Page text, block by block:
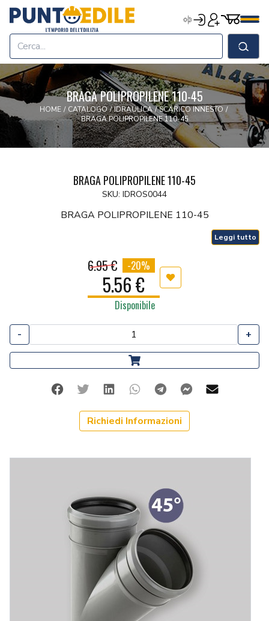
Edilizia Punto EdileAccediRegistrati
Cerca
Home
Chi Siamo
Termini & Condizioni
Contatti
BRAGA POLIPROPILENE 110-45
HOME / CATALOGO / IDRAULICA / SCARICO INNESTO /
BRAGA POLIPROPILENE 110-45
BRAGA POLIPROPILENE 110-45
SKU: IDROS0044
BRAGA POLIPROPILENE 110-45
Leggi tutto
6.95 € -20%
5.56 € Aggiungi ai preferiti
Disponibile
- +
FacebookTwitterLinkedinWhatsappTelegramFacebook
Richiedi Informazioni